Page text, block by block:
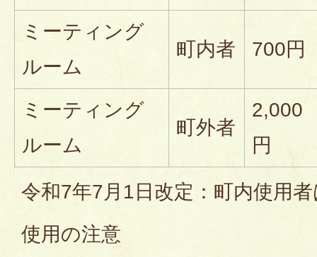
ミーティング
ルーム
町内者 700円
ミーティング
ルーム
町外者
2,000
円
令和7年7月1日改定：町内使用
使用の注意